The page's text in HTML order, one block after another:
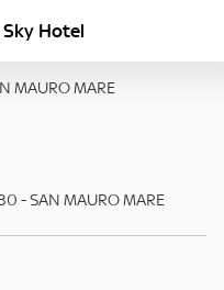
Hotel
MAURO MARE
-SAN MAURO MARE